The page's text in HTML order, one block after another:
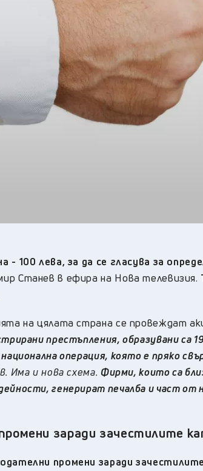
Перник , 27°C
Плевен
Пловдив , 28°C
Разград , 25°C
Русе, 29°C
Силистра 26°C
Сливен 24 °C
Смолян, 21°C
Ямбол, 25°C
100 лева, за да се гласува за
Станев в ефира на Нова телевизия.
на цялата страна се провеждат
престъпления, образувани са
операция, която е пряко
Има и нова схема. Фирми, които са
генерират печалба и част от
заради зачестилите
промени заради